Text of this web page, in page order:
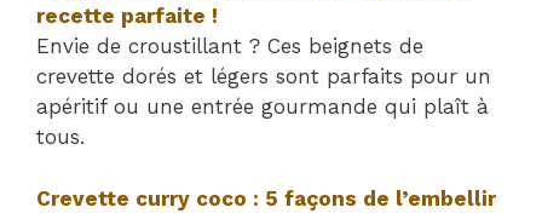
recette parfaite !
Envie de croustillant ? Ces beignets de
crevette dorés et légers sont parfaits pour un
apéritif ou une entrée gourmande qui plaît à
tous.
Crevette curry coco : 5 façons de l’embellir